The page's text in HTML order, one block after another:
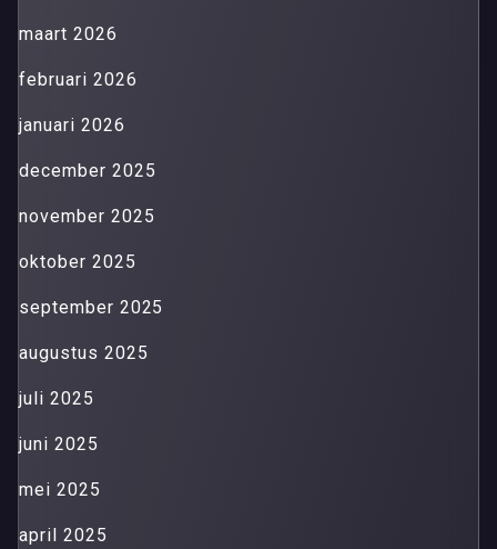
maart 2026
februari 2026
januari 2026
december 2025
november 2025
oktober 2025
september 2025
augustus 2025
juli 2025
juni 2025
mei 2025
april 2025